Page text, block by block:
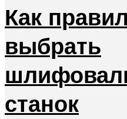
Как
выбрать
станок